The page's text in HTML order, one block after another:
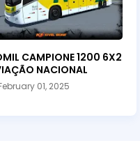
CAMPIONE 1200 6X2
NACIONAL
01, 2025